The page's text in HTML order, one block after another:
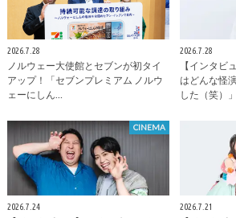
2026.7.28
ノルウェー大使館とセブンが初タイ
アップ！「セブンプレミアム ノルウ
ェーにしん…
2026.7.28
【インタビ
はどんな怪
した（笑）」
CINEMA
2026.7.24 2026.7.21